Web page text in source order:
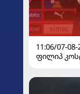
11:06/07-08-
ფილიპ